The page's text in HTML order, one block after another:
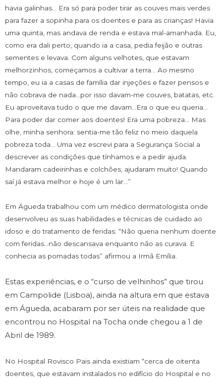
havia galinhas… Era só para poder tirar as couves mais verdes
para fazer a sopinha para os doentes e para as crianças! Havia
uma quinta, mas andava de renda e estava mal-amanhada. Eu,
como era dali perto, quando ia a casa, pedia feijão e outras
sementes e levava. Com alguns velhotes, que estavam
melhorzinhos, começamos a cultivar a terra… Ao mesmo
tempo, eu ia a casas de família dar injeções e fazer pensos e
não cobrava de nada…por isso davam-me couves, batatas, etc.
Eu aproveitava tudo o que me davam…Era o que eu queria…
Para poder dar comer aos doentes! Era uma pobreza… Mas
olhe, minha senhora: sentia-me tão feliz no meio daquela
pobreza toda… Uma vez escrevi para a Segurança Social a
descrever as condições que tínhamos e a pedir ajuda.
Mandaram cadeirinhas e colchões, ajudaram muito! Quando
saí já estava melhor e hoje é um lar…”
Em Águeda trabalhou com um médico dermatologista onde
desenvolveu as suas habilidades e técnicas de cuidado ao
idoso e do tratamento de feridas: “Não queria nenhum doente
com feridas…não descansava enquanto não as curava. E
conhecia as pomadas todas” afirmou a Irmã Emília.
Estas experiências, e o “curso de velhinhos” que tirou
em Campolide (Lisboa), ainda na altura em que estava
em Águeda, acabaram por ser úteis na realidade que
encontrou no Hospital na Tocha onde chegou a 1 de
Abril de 1989.
No Hospital Rovisco Pais ainda existiam “cerca de oitenta
doentes, que estavam instalados no edifício do Hospital e no